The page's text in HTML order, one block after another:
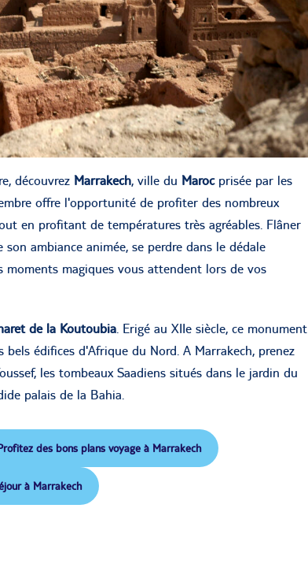
découvrez Marrakech, ville du Marocprisée par les
offre l'opportunité de profiter des nombreux
en profitant de températures très agréables. Flâner
son ambiance animée, se perdre dans le dédale
moments magiques vous attendent lors de vos
de la Koutoubia. Erigé au XIIe siècle, ce monument
édifices d'Afrique du Nord. A Marrakech, prenez
les tombeaux Saadiens situés dans le jardin du
palais de la Bahia.
des bons plans voyage à Marrakech
à Marrakech